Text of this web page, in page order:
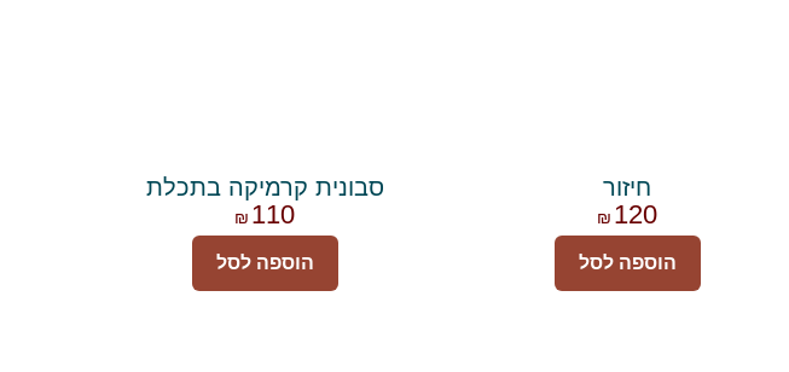
חיזור
₪ 120
הוספה לסל
סבונית קרמיקה בתכלת
₪ 110
הוספה לסל